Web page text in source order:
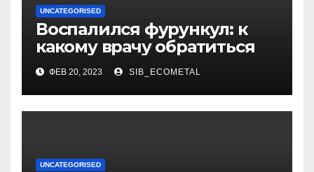
UNCATEGORISED
Воспалился фурункул: к
какому врачу обратиться
ФЕВ 20, 2023 SIB_ECOMETAL
UNCATEGORISED